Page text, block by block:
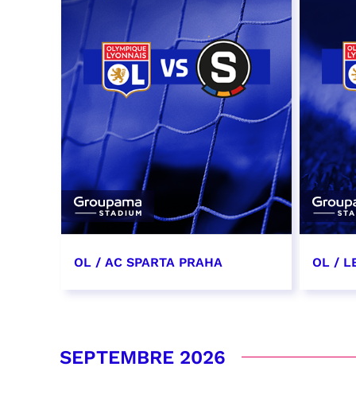
OL / AC SPARTA PRAHA OL /
SEPTEMBRE 2026